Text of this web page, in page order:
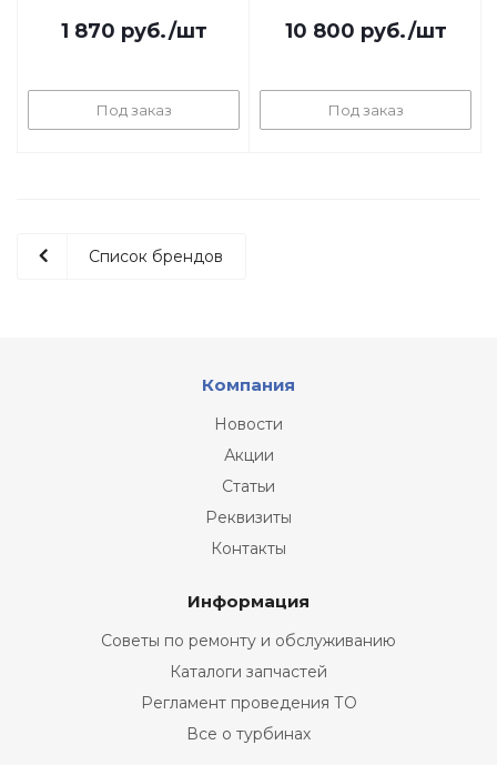
1 870 руб./шт
Под заказ
10 800 руб./шт
Под заказ
Список брендов
Компания
Новости
Акции
Статьи
Реквизиты
Контакты
Информация
Советы по ремонту и обслуживанию
Каталоги запчастей
Регламент проведения ТО
Все о турбинах